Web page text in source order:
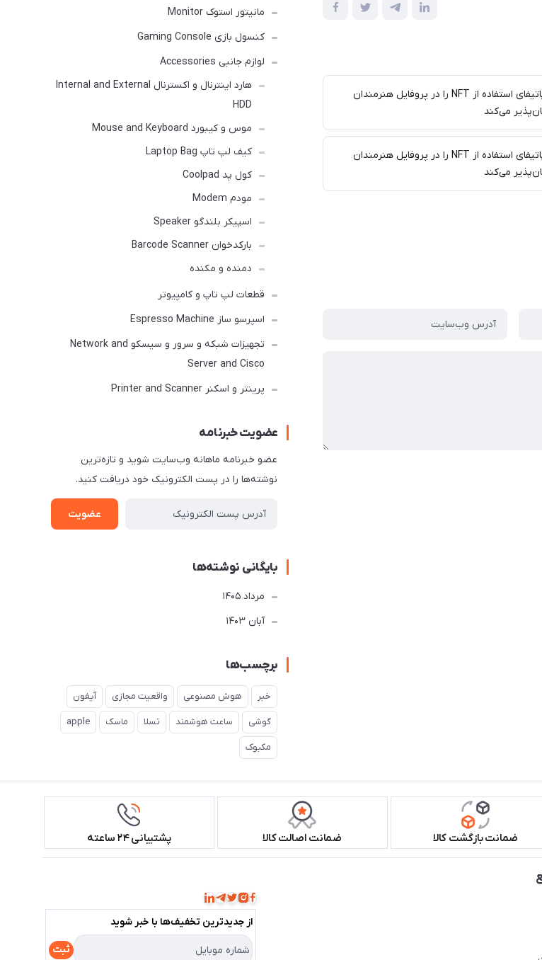
اسپاتیفای استفاده از NFT را در پروفایل هنرمندان
می‌کند
اسپاتیفای استفاده از NFT را در پروفایل هنرمندان
می‌کند
مانیتور استوک Monitor
کنسول بازی Gaming Console
لوازم جانبی Accessories
هارد اینترنال و اکسترنال Internal and External
HDD
موس و کیبورد Mouse and Keyboard
کیف لپ تاپ Laptop Bag
کول پد Coolpad
مودم Modem
اسپیکر بلندگو Speaker
بارکدخوان Barcode Scanner
دمنده و مکنده
قطعات لپ تاپ و کامپیوتر
اسپرسو ساز Espresso Machine
تجهیزات شبکه و سرور و سیسکو Network and
Server and Cisco
پرینتر و اسکنر Printer and Scanner
عضویت خبرنامه
عضو خبرنامه ماهانه وب‌سایت شوید و تازه‌ترین
نوشته‌ها را در پست الکترونیک خود دریافت کنید.
عضویت
بایگانی نوشته‌ها
مرداد 1405
آبان 1403
برچسب‌ها
خبر هوش مصنوعی واقعیت مجازی آیفون
گوشی ساعت هوشمند تسلا ماسک apple
مکبوک
ضمانت بازگشت کالا ضمانت اصالت کالا پشتیبانی ۲۴ ساعته
از جدید‌ترین تخفیف‌ها با‌ خبر شوید
ثبت